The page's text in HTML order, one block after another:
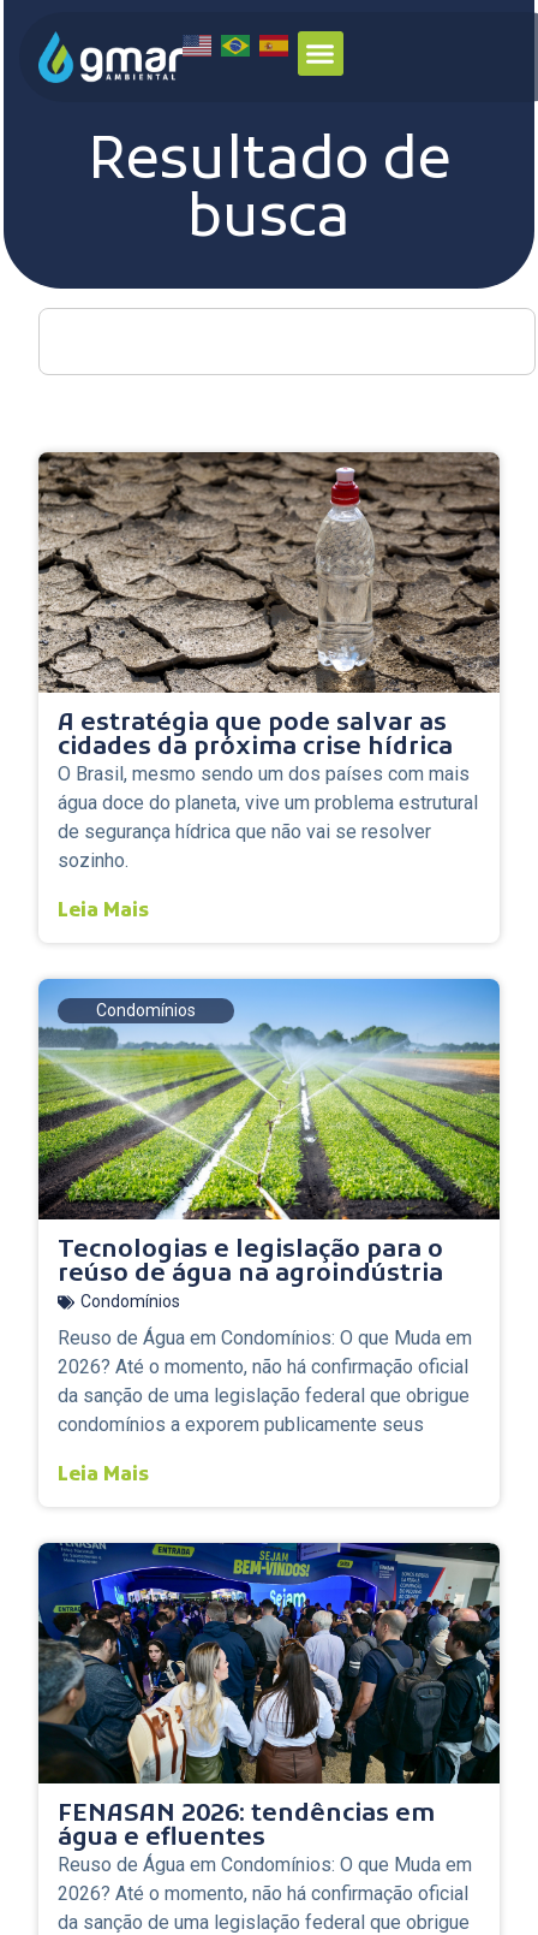
Resultado de
busca
A estratégia que pode salvar as
cidades da próxima crise hídrica
O Brasil, mesmo sendo um dos países com mais
água doce do planeta, vive um problema estrutural
de segurança hídrica que não vai se resolver
sozinho.
Leia Mais
Condomínios
Tecnologias e legislação para o
reúso de água na agroindústria
Condomínios
Reuso de Água em Condomínios: O que Muda em
2026? Até o momento, não há confirmação oficial
da sanção de uma legislação federal que obrigue
condomínios a exporem publicamente seus
Leia Mais
FENASAN 2026: tendências em
água e efluentes
Reuso de Água em Condomínios: O que Muda em
2026? Até o momento, não há confirmação oficial
da sanção de uma legislação federal que obrigue